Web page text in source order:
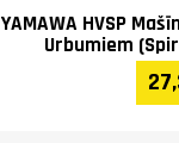
YAMAWA HVSP
Urbumiem